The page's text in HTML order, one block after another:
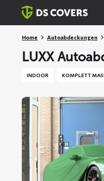
Skiplinks
Home Autoabdeckungen
LUXX
INDOOR KOMPLETT